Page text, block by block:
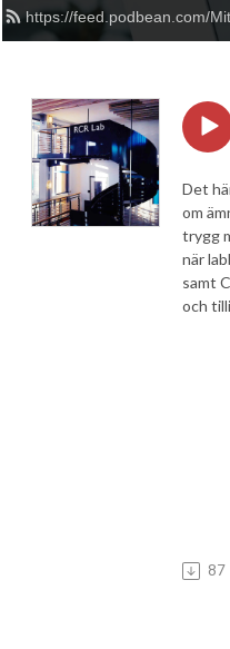
https://feed.podbean.com/
Det
om
trygg
när
samt
och
87